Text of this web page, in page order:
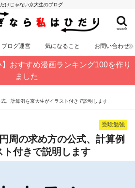
けじゃない京大生のブログ
search
ブログ運営 気になること お問い合わせ
】おすすめ漫画ランキング100を作り
ました
、計算例を京大生がイラスト付きで説明します
受験勉強
周の求め方の公式、計算例
ト付きで説明します